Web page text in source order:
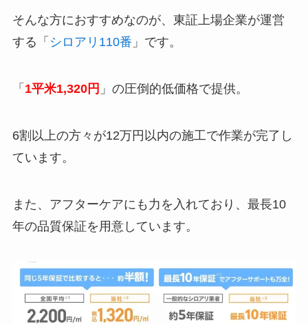
そんな方におすすめなのが、東証上場企業が運営
する「 シロアリ110番 」です。
「 1平米1,320円 」の圧倒的低価格で提供。
6割以上の方々が12万円以内の施工で作業が完了し
ています。
また、アフターケアにも力を入れており、最長10
年の品質保証を用意しています。